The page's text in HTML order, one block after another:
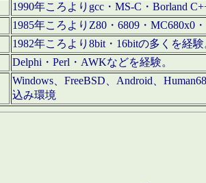
1990年ころよりgcc・MS-C・Borland
1985年ころよりZ80・6809・MC680x0
1982年ころより8bit・16bitの多くを経
Delphi・Perl・AWKなどを経験。
Windows、FreeBSD、Android、
込み環境